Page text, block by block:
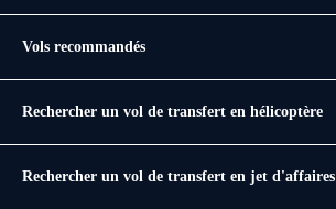
Vols recommandés
Rechercher un vol de transfert en hélicoptère
Rechercher un vol de transfert en jet d'affaires